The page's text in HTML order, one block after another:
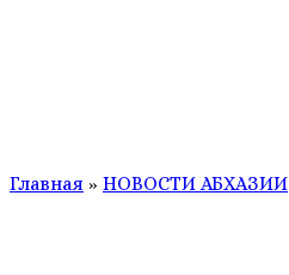
Главная » НОВОСТИ АБХАЗИИ